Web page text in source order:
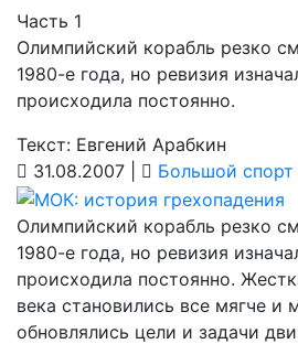
Часть 1
Олимпийский корабль резко
1980-е года, но ревизия
происходила постоянно.
Текст: Евгений Арабкин
31.08.2007 |
Большой
Олимпийский корабль резко
1980-е года, но ревизия
происходила постоянно.
века становились все мягче и
обновлялись цели и задачи